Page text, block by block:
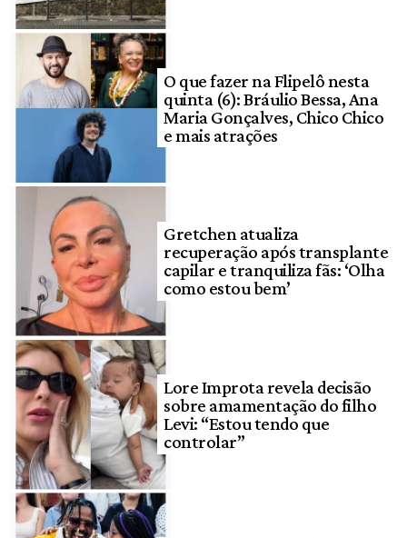
O que fazer na Flipelô nesta
quinta (6): Bráulio Bessa, Ana
Maria Gonçalves, Chico Chico
e mais atrações
Gretchen atualiza
recuperação após transplante
capilar e tranquiliza fãs: ‘Olha
como estou bem’
Lore Improta revela decisão
sobre amamentação do filho
Levi: “Estou tendo que
controlar”